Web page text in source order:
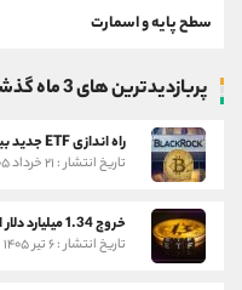
سطح پایه و اسمارت
پربازدیدترین های 3 ماه گذشته
راه اندازی ETF جدید بیت کوین با درآمد ماهانه
تاریخ انتشار : ۲۱ خرداد ۱۴۰۵
خروج 1.34 میلیارد دلار از ETF های بیت کوین در یک هفته
تاریخ انتشار : ۶ تیر ۱۴۰۵